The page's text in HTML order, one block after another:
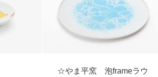
☆やま平窯 泡frameラウ